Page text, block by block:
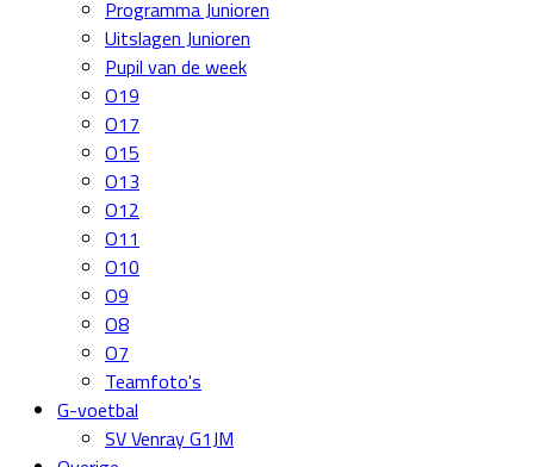
Programma Junioren
Uitslagen Junioren
Pupil van de week
O19
O17
O15
O13
O12
O11
O10
O9
O8
O7
Teamfoto's
G-voetbal
SV Venray G1JM